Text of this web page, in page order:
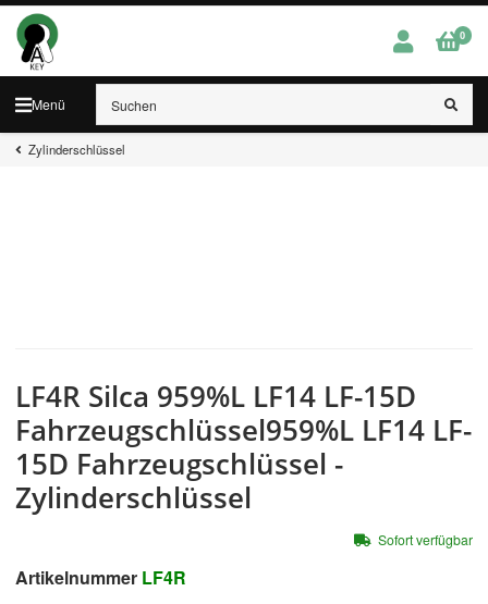
Menü
0
Zylinderschlüssel
LF4R Silca 959%L LF14 LF-15D
Fahrzeugschlüssel959%L LF14 LF-
15D Fahrzeugschlüssel -
Zylinderschlüssel
Artikelnummer LF4R
Sofort verfügbar